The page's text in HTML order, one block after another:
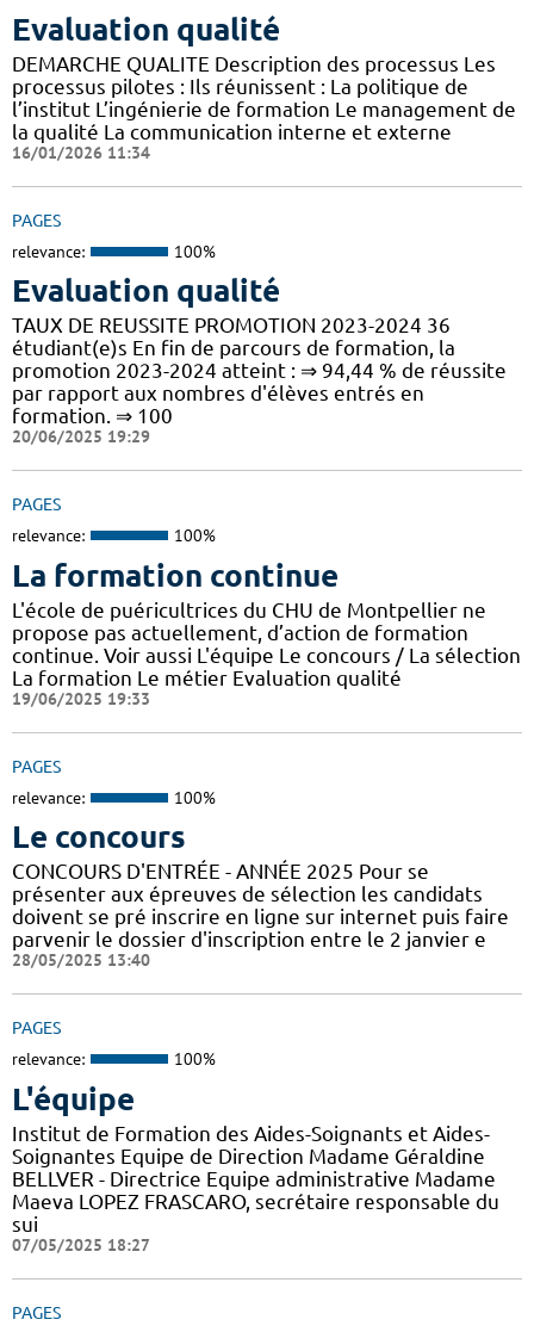
Evaluation qualité
DEMARCHE QUALITE Description des processus Les
processus pilotes : Ils réunissent : La politique de
l’institut L’ingénierie de formation Le management de
la qualité La communication interne et externe
16/01/2026 11:34
PAGES
relevance: 100%
Evaluation qualité
TAUX DE REUSSITE PROMOTION 2023-2024 36
étudiant(e)s En fin de parcours de formation, la
promotion 2023-2024 atteint : ⇒ 94,44 % de réussite
par rapport aux nombres d'élèves entrés en
formation. ⇒ 100
20/06/2025 19:29
PAGES
relevance: 100%
La formation continue
L'école de puéricultrices du CHU de Montpellier ne
propose pas actuellement, d’action de formation
continue. Voir aussi L'équipe Le concours / La sélection
La formation Le métier Evaluation qualité
19/06/2025 19:33
PAGES
relevance: 100%
Le concours
CONCOURS D'ENTRÉE - ANNÉE 2025 Pour se
présenter aux épreuves de sélection les candidats
doivent se pré inscrire en ligne sur internet puis faire
parvenir le dossier d'inscription entre le 2 janvier e
28/05/2025 13:40
PAGES
relevance: 100%
L'équipe
Institut de Formation des Aides-Soignants et Aides-
Soignantes Equipe de Direction Madame Géraldine
BELLVER - Directrice Equipe administrative Madame
Maeva LOPEZ FRASCARO, secrétaire responsable du
sui
07/05/2025 18:27
PAGES